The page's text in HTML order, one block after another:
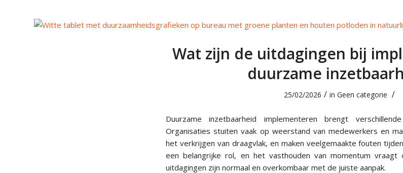
Wat zijn de uitdagingen bij
duurzame
25/02/2026 / in Geen categorie /
Duurzame inzetbaarheid implementeren brengt
Organisaties stuiten vaak op weerstand van medewerkers en
het verkrijgen van draagvlak, en maken veelgemaakte fouten
een belangrijke rol, en het vasthouden van momentum vraagt
uitdagingen zijn normaal en overkombaar met de juiste aanpak.